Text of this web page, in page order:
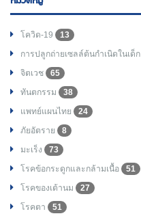
โควิด-19
13
การปลูกถ่ายเซลล์ต้นกำเนิดในเด็ก
จิตเวช
65
ทันตกรรม
38
แพทย์แผนไทย
24
ภัยอัตราย
8
มะเร็ง
73
โรคข้อกระดูกและกล้ามเนื้อ
51
โรคของเต้านม
27
โรคตา
51